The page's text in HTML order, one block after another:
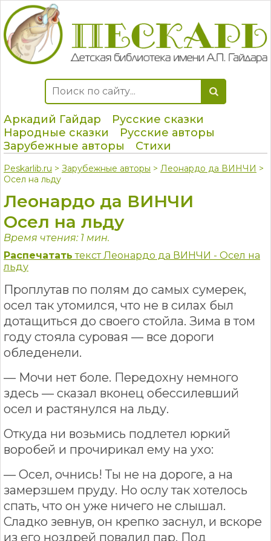
Аркадий Гайдар
Русские сказки
Народные сказки
Русские авторы
Зарубежные авторы
Стихи
Peskarlib.ru > Зарубежные авторы > Леонардо да ВИНЧИ >
Осел на льду
Леонардо да ВИНЧИ
Осел на льду
Время чтения: 1 мин.
Распечатать текст Леонардо да ВИНЧИ - Осел на
льду
Проплутав по полям до самых сумерек,
осел так утомился, что не в силах был
дотащиться до своего стойла. Зима в том
году стояла суровая — все дороги
обледенели.
— Мочи нет боле. Передохну немного
здесь — сказал вконец обессилевший
осел и растянулся на льду.
Откуда ни возьмись подлетел юркий
воробей и прочирикал ему на ухо:
— Осел, очнись! Ты не на дороге, а на
замерзшем пруду. Но ослу так хотелось
спать, что он уже ничего не слышал.
Сладко зевнув, он крепко заснул, и вскоре
из его ноздрей повалил пар. Под